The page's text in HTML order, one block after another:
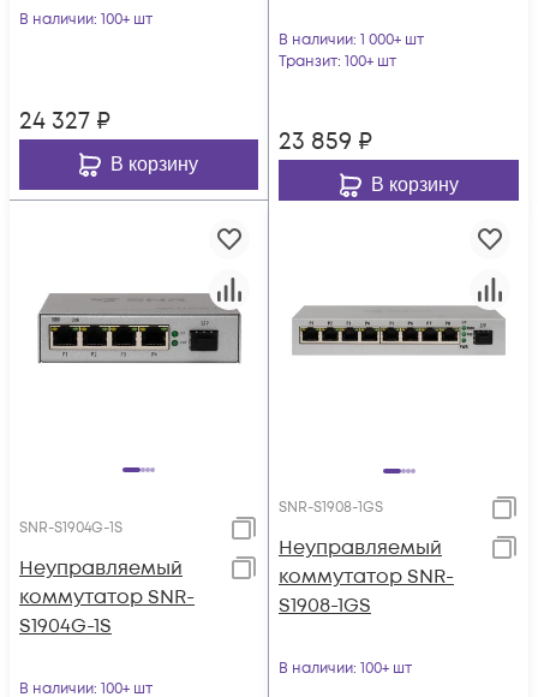
В наличии: 100+ шт
24 327 ₽
В корзину
В наличии: 1 000+ шт
Транзит: 100+ шт
23 859 ₽
В корзину
SNR-S1904G-1S
Неуправляемый
коммутатор SNR-
S1904G-1S
В наличии: 100+ шт
SNR-S1908-1GS
Неуправляемый
коммутатор SNR-
S1908-1GS
В наличии: 100+ шт